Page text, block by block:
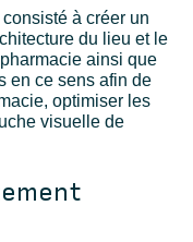
à créer un
du lieu et le
pharmacie ainsi que
en ce sens afin de
optimiser les
visuelle de